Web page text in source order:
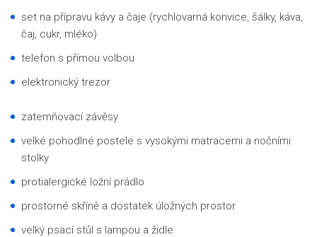
set na přípravu kávy a čaje (rychlovarná konvice, šálky, káva,
čaj, cukr, mléko)
telefon s přímou volbou
elektronický trezor
zatemňovací závěsy
velké pohodlné postele s vysokými matracemi a nočními
stolky
protialergické ložní prádlo
prostorné skříně a dostatek úložných prostor
velký psací stůl s lampou a židle